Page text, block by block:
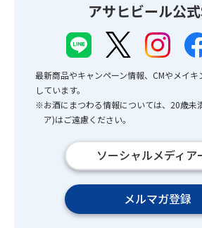
アサヒビール公
最新商品やキャンペーン情報、CMやメイ
しています。
※お酒にまつわる情報については、20歳未
ア)はご遠慮ください。
ソーシャルメディア
メルマガ登録